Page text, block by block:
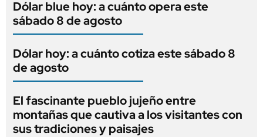
Dólar blue hoy: a cuánto opera este
sábado 8 de agosto
Dólar hoy: a cuánto cotiza este sábado 8
de agosto
El fascinante pueblo jujeño entre
montañas que cautiva a los visitantes con
sus tradiciones y paisajes